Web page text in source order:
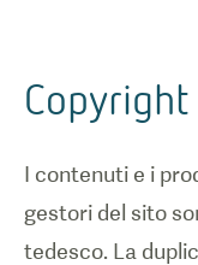
Copyright
I contenuti e i
gestori del sito
tedesco. La